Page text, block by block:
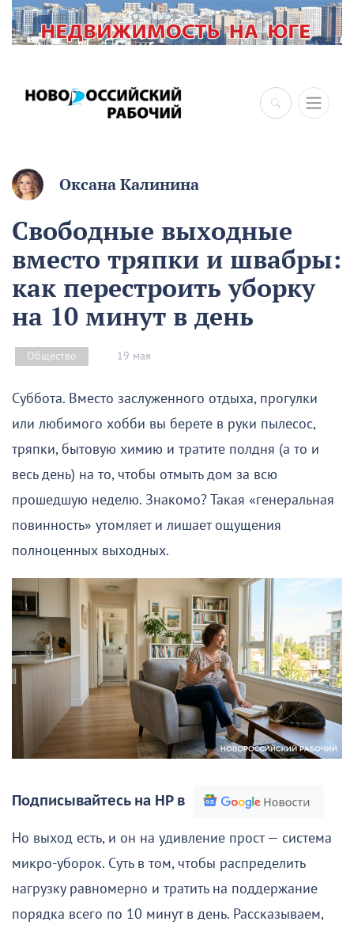
×
Оксана Калинина
Свободные выходные
вместо тряпки и швабры:
как перестроить уборку
на 10 минут в день
Общество 19 мая
Суббота. Вместо заслуженного отдыха, прогулки
или любимого хобби вы берете в руки пылесос,
тряпки, бытовую химию и тратите полдня (а то и
весь день) на то, чтобы отмыть дом за всю
прошедшую неделю. Знакомо? Такая «генеральная
повинность» утомляет и лишает ощущения
полноценных выходных.
Подписывайтесь на НР в
Но выход есть, и он на удивление прост — система
микро-уборок. Суть в том, чтобы распределить
нагрузку равномерно и тратить на поддержание
порядка всего по 10 минут в день. Рассказываем,